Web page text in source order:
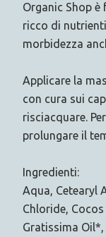
Organic Shop
ricco di
morbidezza
Applicare la
con cura sui
risciacquare.
prolungare il
Ingredienti:
Aqua, Cetearyl
Chloride,
Gratissima Oil*,